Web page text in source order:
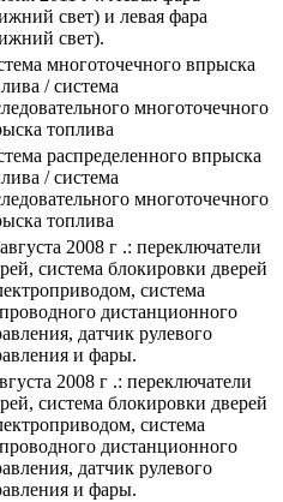
свет) и левая фара
свет).
многоточечного впрыска
/ система
многоточечного
топлива
распределенного впрыска
/ система
многоточечного
топлива
2008 г .: переключатели
система блокировки дверей
система
дистанционного
датчик рулевого
и фары.
2008 г .: переключатели
система блокировки дверей
система
дистанционного
датчик рулевого
и фары.